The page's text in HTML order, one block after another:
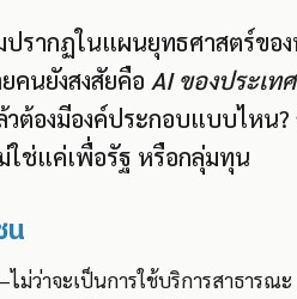
รากฏในแผนยุทธศาสตร์ขอ
คนยังสงสัยคือ AI ของประเท
องมีองค์ประกอบแบบไหน?
ใช่แค่เพื่อรัฐ หรือกลุ่มทุน
น
ว่าจะเป็นการใช้บริการสาธารณ